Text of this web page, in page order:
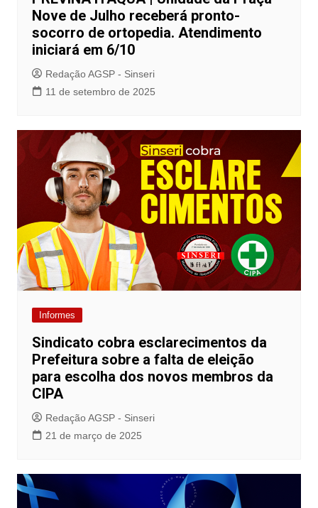
Nove de Julho receberá pronto-
socorro de ortopedia. Atendimento
iniciará em 6/10
Redação AGSP - Sinseri
11 de setembro de 2025
Informes
Sindicato cobra esclarecimentos da
Prefeitura sobre a falta de eleição
para escolha dos novos membros da
CIPA
Redação AGSP - Sinseri
21 de março de 2025